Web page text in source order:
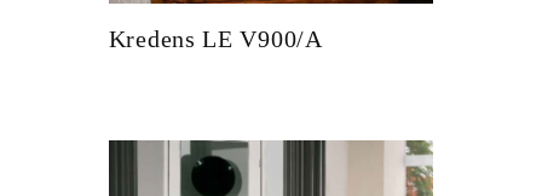
Kredens LE V900/A